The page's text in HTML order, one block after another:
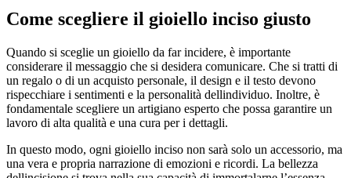
Come scegliere il gioiello inciso giusto
Quando si sceglie un gioiello da far incidere, è importante
considerare il messaggio che si desidera comunicare. Che si tratti di
un regalo o di un acquisto personale, il design e il testo devono
rispecchiare i sentimenti e la personalità dellindividuo. Inoltre, è
fondamentale scegliere un artigiano esperto che possa garantire un
lavoro di alta qualità e una cura per i dettagli.
In questo modo, ogni gioiello inciso non sarà solo un accessorio, ma
una vera e propria narrazione di emozioni e ricordi. La bellezza